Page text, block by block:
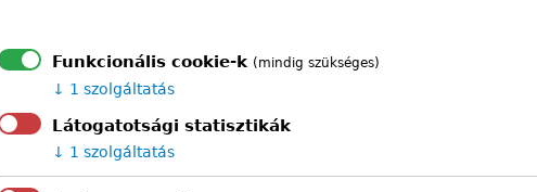
Funkcionális cookie-k (mindig szükséges)
1 szolgáltatás
Látogatotsági statisztikák
1 szolgáltatás